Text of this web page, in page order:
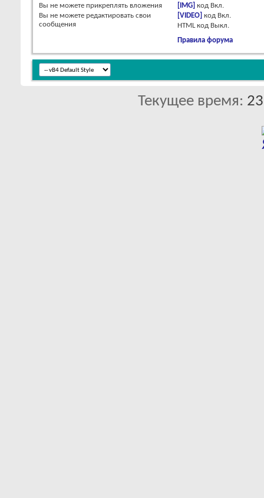
Вы не можете прикреплять вложения
Вы не можете редактировать свои
сообщения
[IMG] код Вкл.
[VIDEO] код Вкл.
HTML код Выкл.
Правила форума
Текущее время: